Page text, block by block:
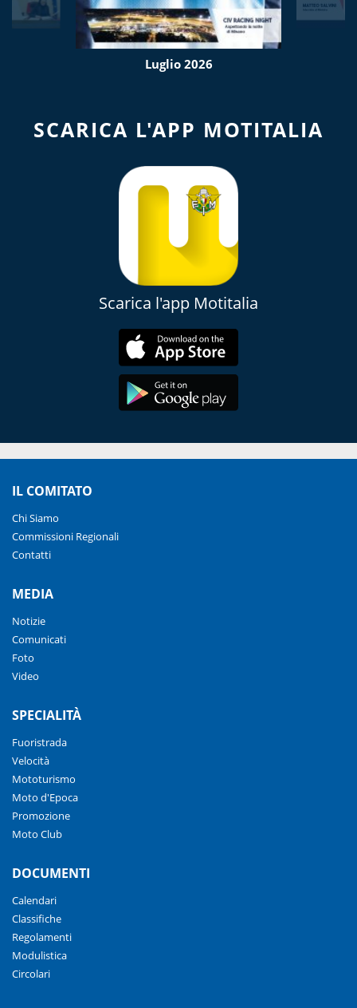
Luglio 2026
SCARICA L'APP MOTITALIA
Scarica l'app Motitalia
IL COMITATO
Chi Siamo
Commissioni Regionali
Contatti
MEDIA
Notizie
Comunicati
Foto
Video
SPECIALITÀ
Fuoristrada
Velocità
Mototurismo
Moto d'Epoca
Promozione
Moto Club
DOCUMENTI
Calendari
Classifiche
Regolamenti
Modulistica
Circolari